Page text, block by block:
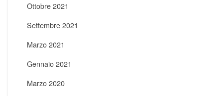
Ottobre 2021
Settembre 2021
Marzo 2021
Gennaio 2021
Marzo 2020